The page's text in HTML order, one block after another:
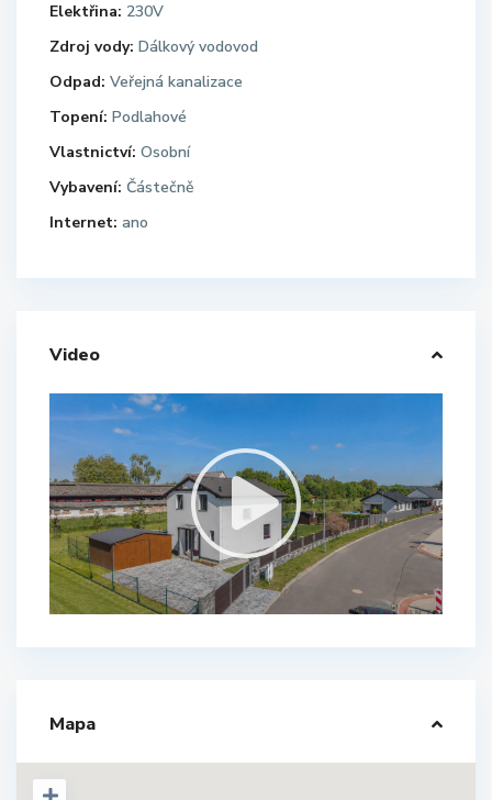
Elektřina: 230V
Zdroj vody: Dálkový vodovod
Odpad: Veřejná kanalizace
Topení: Podlahové
Vlastnictví: Osobní
Vybavení: Částečně
Internet: ano
Video
Mapa